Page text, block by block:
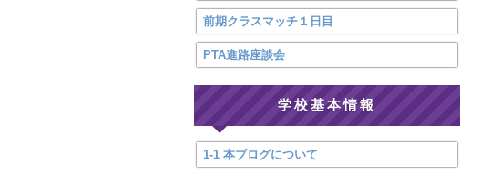
前期クラスマッチ１日目
PTA進路座談会
学校基本情報
1-1 本ブログについて